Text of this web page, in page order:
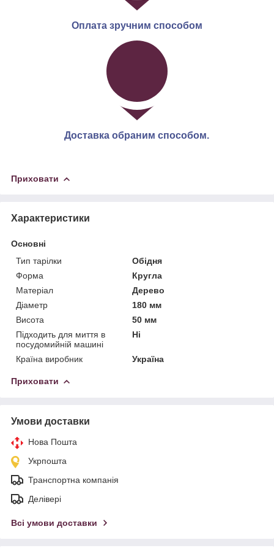
Оплата зручним способом
Доставка обраним способом.
Приховати
Характеристики
Основні
Тип тарілки
Обідня
Форма
Кругла
Матеріал
Дерево
Діаметр
180 мм
Висота
50 мм
Підходить для миття в
посудомийній машині
Ні
Країна виробник Україна
Приховати
Умови доставки
Нова Пошта
Укрпошта
Транспортна компанія
Делівері
Всі умови доставки